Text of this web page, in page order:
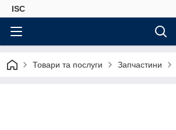
ISC
Товари та послуги Запчастини